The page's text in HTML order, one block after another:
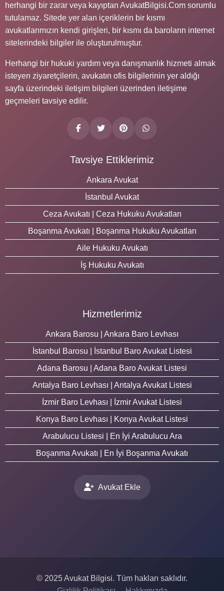
herhangi bir zarar veya kayıptan AvukatBilgisi.Com sorumlu
tutulamaz. Sitede yer alan içeriklerin bir kısmı
avukatlarımızın kendi girişleri, bir kısmı da baroların internet
sitelerindeki bilgiler ile oluşturulmuştur.
Herhangi bir hukuki yardım veya danışmanlık hizmeti almak
isteyen ziyaretçilerin, avukatın ofis bilgilerinin yer aldığı
sayfa üzerindeki iletişim bilgileri üzerinden iletişime
geçmeleri tavsiye edilir.
Tavsiye Ettiklerimiz
Ankara Avukat
İstanbul Avukat
Ceza Avukatı | Ceza Hukuku Avukatları
Boşanma Avukatı | Boşanma Hukuku Avukatları
Aile Hukuku Avukatı
İş Hukuku Avukatı
Hizmetlerimiz
Ankara Barosu | Ankara Baro Levhası
İstanbul Barosu | İstanbul Baro Avukat Listesi
Adana Barosu | Adana Baro Avukat Listesi
Antalya Baro Levhası | Antalya Avukat Listesi
İzmir Baro Levhası | İzmir Avukat Listesi
Konya Baro Levhası | Konya Avukat Listesi
Arabulucu Listesi | En İyi Arabulucu Ara
Boşanma Avukatı | En İyi Boşanma Avukatı
Avukat Ekle
© 2025 Avukat Bilgisi. Tüm hakları saklıdır.